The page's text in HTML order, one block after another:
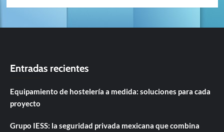
Entradas recientes
Equipamiento de hostelería a medida: soluciones para cada
proyecto
Grupo IESS: la seguridad privada mexicana que combina